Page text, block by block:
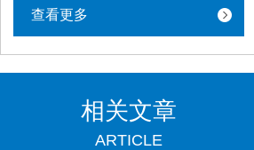
查看更多
相关文章
ARTICLE